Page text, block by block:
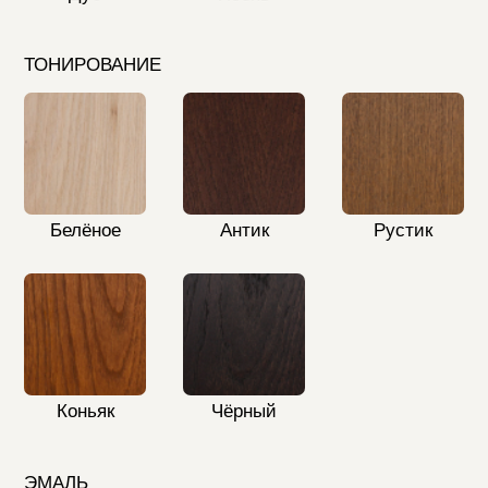
Avelina 9611
Avelina 9534
Avelina 9516
Avelina 9392
Гольфстрим
Красная